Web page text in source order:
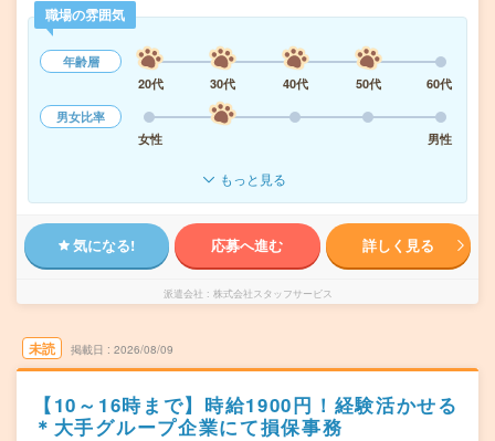
職場の雰囲気
年齢層
20代
30代 40代 50代
60代
男女比率
女性
男性
もっと見る
気になる! 応募へ進む 詳しく見る
派遣会社 株式会社スタッフサービス
未読 掲載日 2026/08/09
【10～16時まで】時給1900円！経験活かせる
＊大手グループ企業にて損保事務